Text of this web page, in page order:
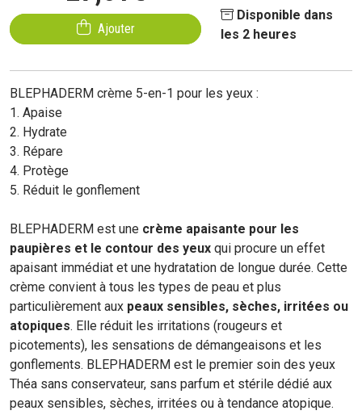
Ajouter
Disponible dans
les 2 heures
BLEPHADERM crème 5-en-1 pour les yeux :
1. Apaise
2. Hydrate
3. Répare
4. Protège
5. Réduit le gonflement
BLEPHADERM est une crème apaisante pour les
paupières et le contour des yeux qui procure un effet
apaisant immédiat et une hydratation de longue durée. Cette
crème convient à tous les types de peau et plus
particulièrement aux peaux sensibles, sèches, irritées ou
atopiques. Elle réduit les irritations (rougeurs et
picotements), les sensations de démangeaisons et les
gonflements. BLEPHADERM est le premier soin des yeux
Théa sans conservateur, sans parfum et stérile dédié aux
peaux sensibles, sèches, irritées ou à tendance atopique.